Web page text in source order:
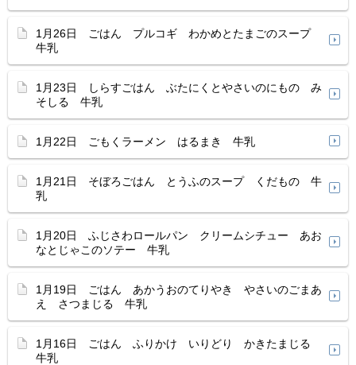
1月26日 ごはん プルコギ わかめとたまごのスープ
牛乳
1月23日 しらすごはん ぶたにくとやさいのにもの み
そしる 牛乳
1月22日 ごもくラーメン はるまき 牛乳
1月21日 そぼろごはん とうふのスープ くだもの 牛
乳
1月20日 ふじさわロールパン クリームシチュー あお
なとじゃこのソテー 牛乳
1月19日 ごはん あかうおのてりやき やさいのごまあ
え さつまじる 牛乳
1月16日 ごはん ふりかけ いりどり かきたまじる
牛乳